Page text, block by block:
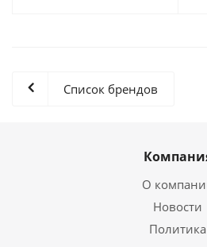
Список брендов
О
Новости
Политика